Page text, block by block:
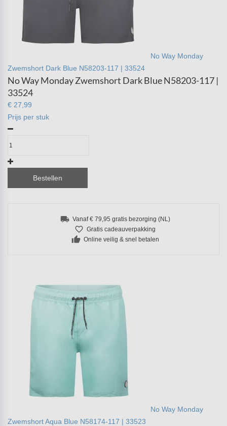
No Way Monday
Zwemshort Dark Blue N58203-117 | 33524
No Way Monday Zwemshort Dark Blue N58203-117 |
33524
€ 27,99
Prijs per stuk
Bestellen
local_shipping Vanaf € 79,95 gratis bezorging (NL)
favorite_border Gratis cadeauverpakking
thumb_up Online veilig & snel betalen
No Way Monday
Zwemshort Aqua Blue N58174-117 | 33523